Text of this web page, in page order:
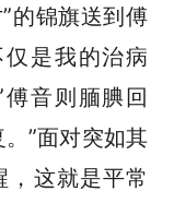
的锦旗送到傅
是我的治病
音则腼腆回
”面对突如其
，这就是平常